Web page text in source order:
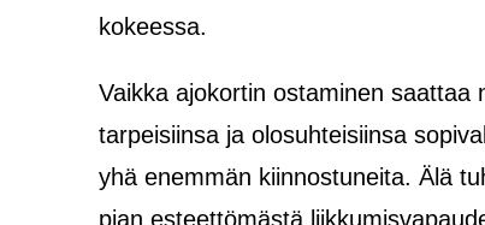
kokeessa.
Vaikka ajokortin ostaminen
tarpeisiinsa ja olosuhteisiinsa
yhä enemmän kiinnostuneita. Älä
pian esteettömästä